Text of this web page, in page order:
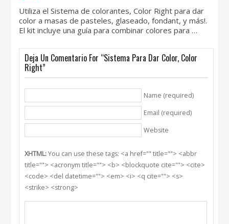
Utiliza el Sistema de colorantes, Color Right para dar
color a masas de pasteles, glaseado, fondant, y más!.
El kit incluye una guía para combinar colores para …
Deja Un Comentario For “Sistema Para Dar Color, Color
Right”
Name (required)
Email (required)
Website
XHTML:You can use these tags: <a href="" title=""> <abbr
title=""> <acronym title=""> <b> <blockquote cite=""> <cite>
<code> <del datetime=""> <em> <i> <q cite=""> <s>
<strike> <strong>